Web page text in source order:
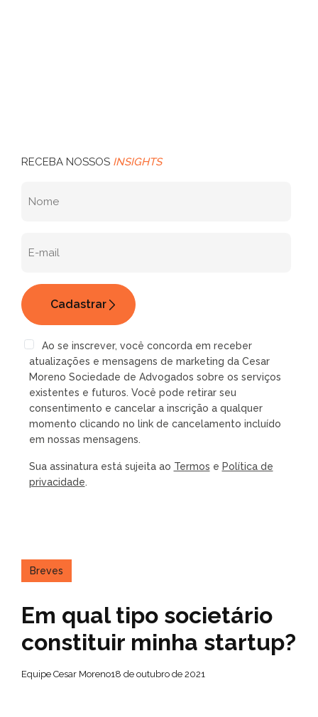
RECEBA NOSSOS INSIGHTS
Ao se inscrever, você concorda em receber
atualizações e mensagens de marketing da Cesar
Moreno Sociedade de Advogados sobre os serviços
existentes e futuros. Você pode retirar seu
consentimento e cancelar a inscrição a qualquer
momento clicando no link de cancelamento incluído
em nossas mensagens.
Sua assinatura está sujeita ao Termos e Política de
privacidade.
Breves
Em qual tipo societário
constituir minha startup?
Equipe Cesar Moreno18 de outubro de 2021